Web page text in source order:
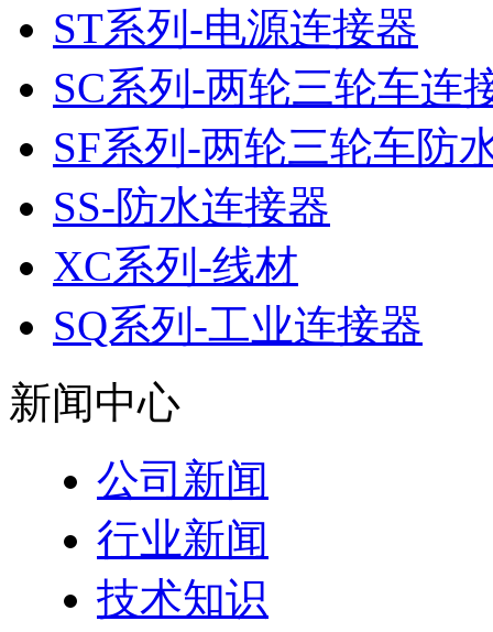
ST系列-电源连接器
SC系列-两轮三轮车连
SF系列-两轮三轮车防
SS-防水连接器
XC系列-线材
SQ系列-工业连接器
新闻中心
公司新闻
行业新闻
技术知识